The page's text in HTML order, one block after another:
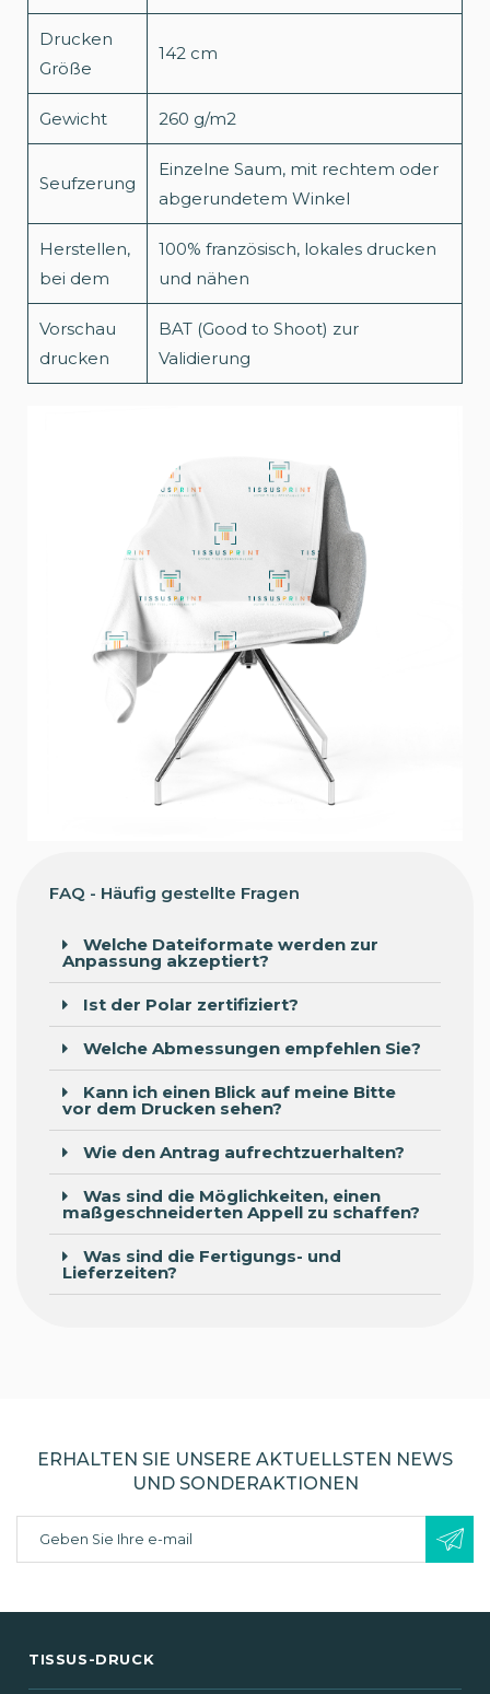
Drucken
Größe
142 cm
Gewicht 260 g/m2
Seufzerung
Einzelne Saum, mit rechtem oder
abgerundetem Winkel
Herstellen,
bei dem
100% französisch, lokales drucken
und nähen
Vorschau
drucken
BAT (Good to Shoot) zur
Validierung
FAQ - Häufig gestellte Fragen
Welche Dateiformate werden zur
Anpassung akzeptiert?
Ist der Polar zertifiziert?
Welche Abmessungen empfehlen Sie?
Kann ich einen Blick auf meine Bitte
vor dem Drucken sehen?
Wie den Antrag aufrechtzuerhalten?
Was sind die Möglichkeiten, einen
maßgeschneiderten Appell zu schaffen?
Was sind die Fertigungs- und
Lieferzeiten?
ERHALTEN SIE UNSERE AKTUELLSTEN NEWS
UND SONDERAKTIONEN
TISSUS-DRUCK